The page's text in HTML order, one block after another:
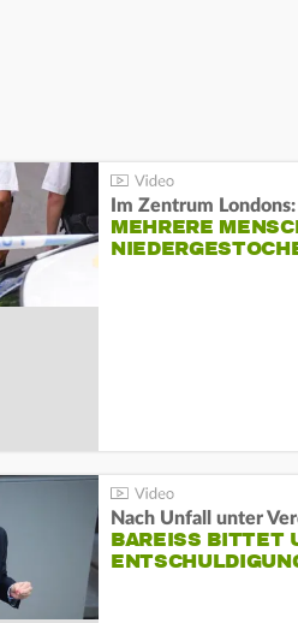
Im Zentrum Londons:
MEHRERE
Nach Unfall unter
BAREISS BITTET
NTSCHULDIGUNG